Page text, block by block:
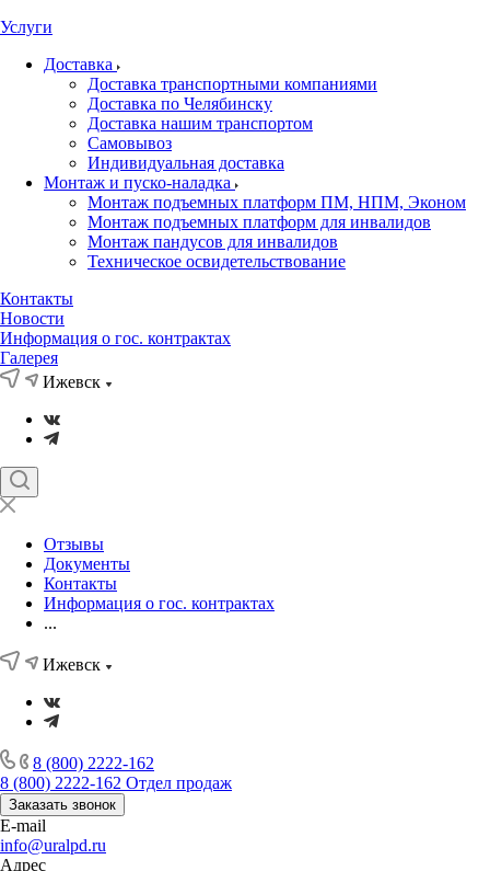
Услуги
Доставка
Доставка транспортными компаниями
Доставка по Челябинску
Доставка нашим транспортом
Самовывоз
Индивидуальная доставка
Монтаж и пуско-наладка
Монтаж подъемных платформ ПМ, НПМ, Эконом
Монтаж подъемных платформ для инвалидов
Монтаж пандусов для инвалидов
Техническое освидетельствование
Контакты
Новости
Информация о гос. контрактах
Галерея
Ижевск
Отзывы
Документы
Контакты
Информация о гос. контрактах
...
Ижевск
8 (800) 2222-162
8 (800) 2222-162 Отдел продаж
Заказать звонок
E-mail
info@uralpd.ru
Адрес